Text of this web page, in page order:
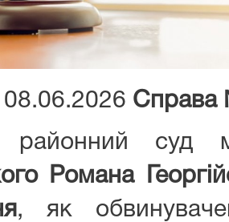
08.06.2026
районний суд
Романа
, як